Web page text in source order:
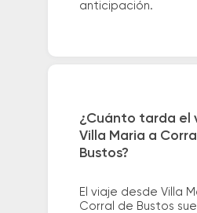
anticipación.
¿Cuánto tarda el
Villa Maria a
Bustos?
El viaje desde Villa
Corral de Bustos